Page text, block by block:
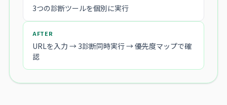
3つの診断ツールを個別に実行
AFTER
URLを入力 → 3診断同時実行 → 優先度マップで確
認